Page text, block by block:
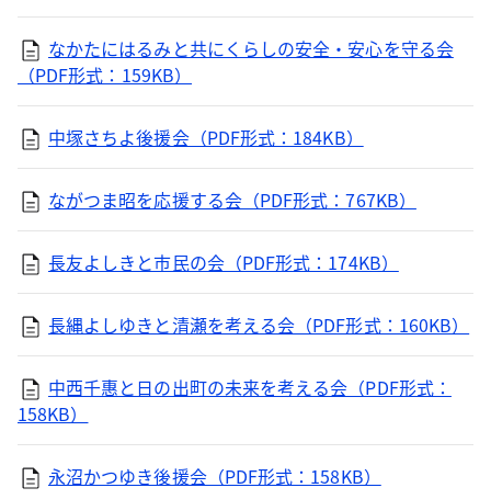
なかたにはるみと共にくらしの安全・安心を守る会
（PDF形式：159KB）
中塚さちよ後援会（PDF形式：184KB）
ながつま昭を応援する会（PDF形式：767KB）
長友よしきと市民の会（PDF形式：174KB）
長縄よしゆきと清瀬を考える会（PDF形式：160KB）
中西千惠と日の出町の未来を考える会（PDF形式：
158KB）
永沼かつゆき後援会（PDF形式：158KB）